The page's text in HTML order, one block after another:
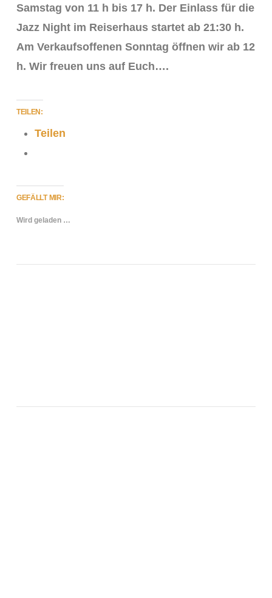
Samstag von 11 h bis 17 h. Der Einlass für die
Jazz Night im Reiserhaus startet ab 21:30 h.
Am Verkaufsoffenen Sonntag öffnen wir ab 12
h. Wir freuen uns auf Euch….
TEILEN:
Teilen
GEFÄLLT MIR:
Wird geladen …